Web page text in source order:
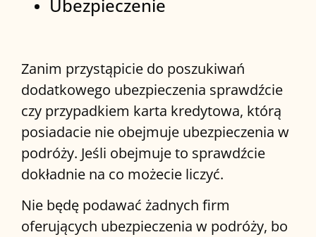
Ubezpieczenie
Zanim przystąpicie do poszukiwań
dodatkowego ubezpieczenia sprawdźcie
czy przypadkiem karta kredytowa, którą
posiadacie nie obejmuje ubezpieczenia w
podróży. Jeśli obejmuje to sprawdźcie
dokładnie na co możecie liczyć.
Nie będę podawać żadnych firm
oferujących ubezpieczenia w podróży, bo